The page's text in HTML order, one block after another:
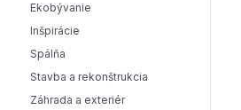
Ekobývanie
Inšpirácie
Spálňa
Stavba a rekonštrukcia
Záhrada a exteriér